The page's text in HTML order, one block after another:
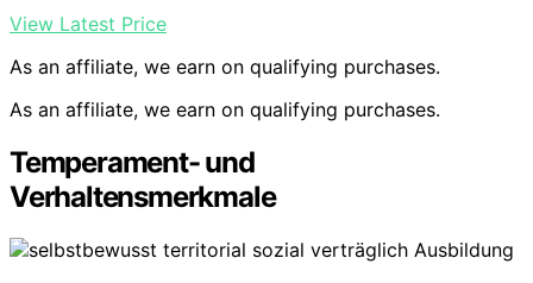
View Latest Price
As an affiliate, we earn on qualifying purchases.
As an affiliate, we earn on qualifying purchases.
Temperament- und
Verhaltensmerkmale